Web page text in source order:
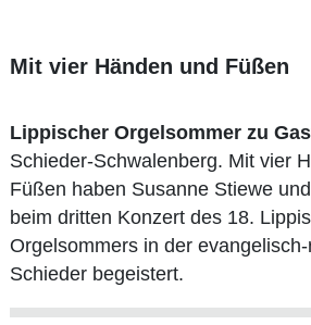
Mit vier Händen und Füßen
Lippischer Orgelsommer zu
Schieder-Schwalenberg. Mit vier
Füßen haben Susanne Stiewe
beim dritten Konzert des 18.
Orgelsommers in der
Schieder begeistert.